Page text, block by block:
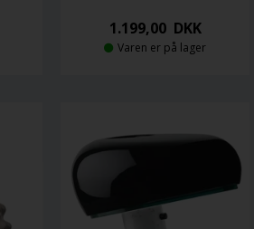
1.199,00DKK
Varen er på lager